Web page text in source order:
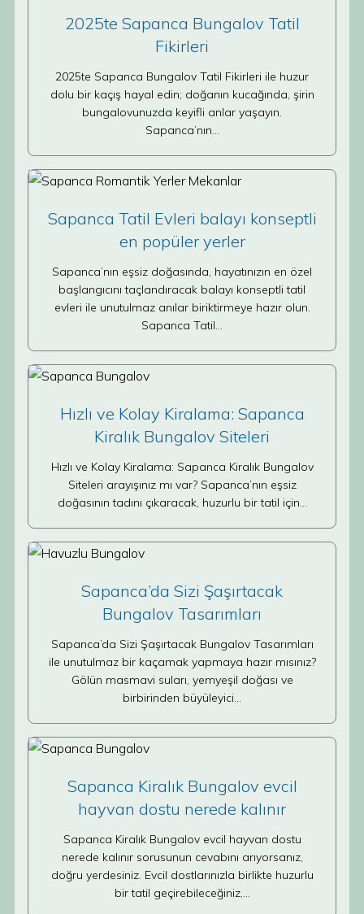
2025te Sapanca Bungalov Tatil
Fikirleri
2025te Sapanca Bungalov Tatil Fikirleri ile huzur
dolu bir kaçış hayal edin; doğanın kucağında, şirin
bungalovunuzda keyifli anlar yaşayın.
Sapanca’nın…
Sapanca Tatil Evleri balayı konseptli
en popüler yerler
Sapanca’nın eşsiz doğasında, hayatınızın en özel
başlangıcını taçlandıracak balayı konseptli tatil
evleri ile unutulmaz anılar biriktirmeye hazır olun.
Sapanca Tatil…
Hızlı ve Kolay Kiralama: Sapanca
Kiralık Bungalov Siteleri
Hızlı ve Kolay Kiralama: Sapanca Kiralık Bungalov
Siteleri arayışınız mı var? Sapanca’nın eşsiz
doğasının tadını çıkaracak, huzurlu bir tatil için…
Sapanca’da Sizi Şaşırtacak
Bungalov Tasarımları
Sapanca’da Sizi Şaşırtacak Bungalov Tasarımları
ile unutulmaz bir kaçamak yapmaya hazır mısınız?
Gölün masmavi suları, yemyeşil doğası ve
birbirinden büyüleyici…
Sapanca Kiralık Bungalov evcil
hayvan dostu nerede kalınır
Sapanca Kiralık Bungalov evcil hayvan dostu
nerede kalınır sorusunun cevabını arıyorsanız,
doğru yerdesiniz. Evcil dostlarınızla birlikte huzurlu
bir tatil geçirebileceğiniz,…